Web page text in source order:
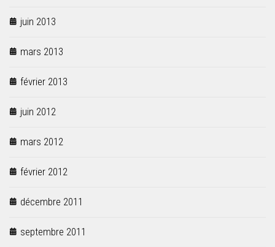
juin 2013
mars 2013
février 2013
juin 2012
mars 2012
février 2012
décembre 2011
septembre 2011